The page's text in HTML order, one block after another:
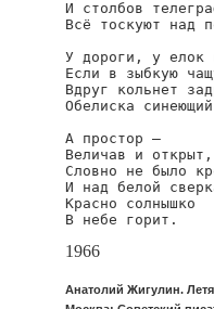
И столбов
Всё тоскуют над
У дороги, у елок
Если в зыбкую
Вдруг кольнет
Обелиска
А простор —
Величав и открыт,
Словно не было
И над белой
Красно солнышко
В небе горит.
1966
Анатолий Жигулин.